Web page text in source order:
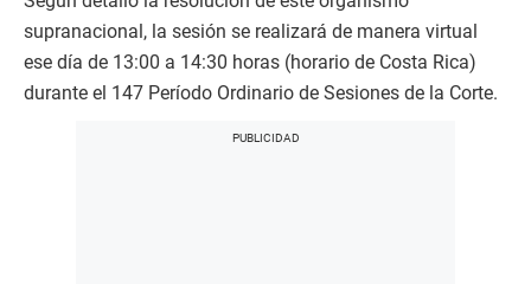
supranacional, la sesión se realizará de manera virtual
ese día de 13:00 a 14:30 horas (horario de Costa Rica)
durante el 147 Período Ordinario de Sesiones de la Corte.